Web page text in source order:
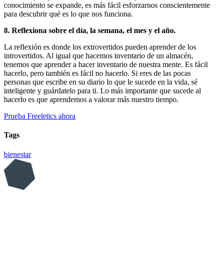
conocimiento se expande, es más fácil esforzarnos conscientemente
para descubrir qué es lo que nos funciona.
8. Reflexiona sobre el día, la semana, el mes y el año.
La reflexión es donde los extrovertidos pueden aprender de los
introvertidos. Al igual que hacemos inventario de un almacén,
tenemos que aprender a hacer inventario de nuestra mente. Es fácil
hacerlo, pero también es fácil no hacerlo. Si eres de las pocas
personas que escribe en su diario lo que le sucede en la vida, sé
inteligente y guárdatelo para ti. Lo más importante que sucede al
hacerlo es que aprendemos a valorar más nuestro tiempo.
Prueba Freeletics ahora
Tags
bienestar